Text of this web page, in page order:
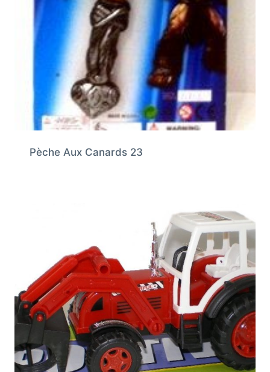
Pèche Aux Canards 23